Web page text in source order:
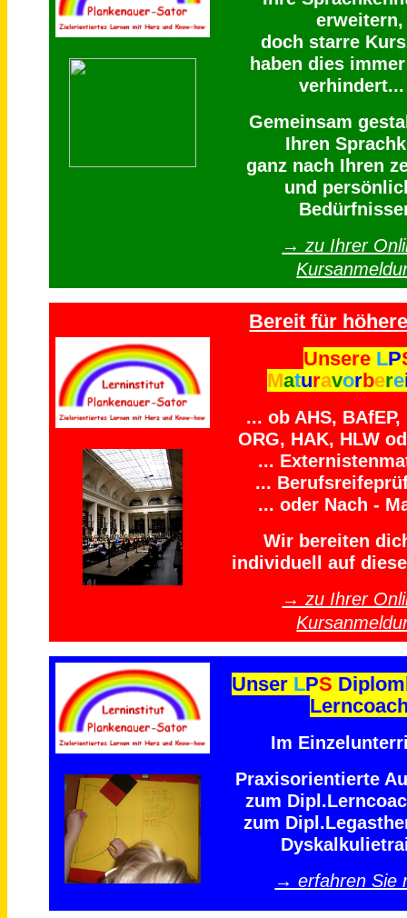
erweitern,
doch starre
haben dies
Gemeinsam
Ihren
ganz nach Ihren
und
→ zu Ihrer
Bereit für
Unsere LP
Maturavorbere
... ob AHS, BAfEP,
ORG, HAK, HLW
...
...
... oder Nach -
Wir bereiten
individuell auf
→ zu Ihrer
Unser LPS
Im
Praxisorientierte
zum
zum
→ erfahren Sie